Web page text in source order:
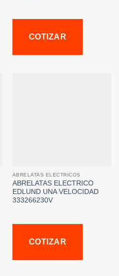
COTIZAR
ABRELATAS ELECTRICOS
ABRELATAS ELECTRICO
EDLUND UNA VELOCIDAD
333266230V
COTIZAR